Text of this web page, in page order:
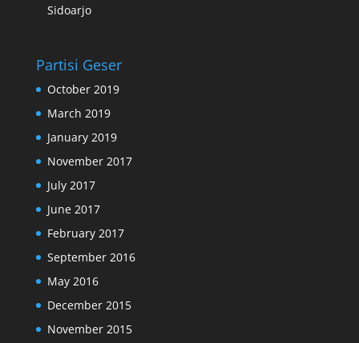
Sidoarjo
Partisi Geser
October 2019
March 2019
January 2019
November 2017
July 2017
June 2017
February 2017
September 2016
May 2016
December 2015
November 2015